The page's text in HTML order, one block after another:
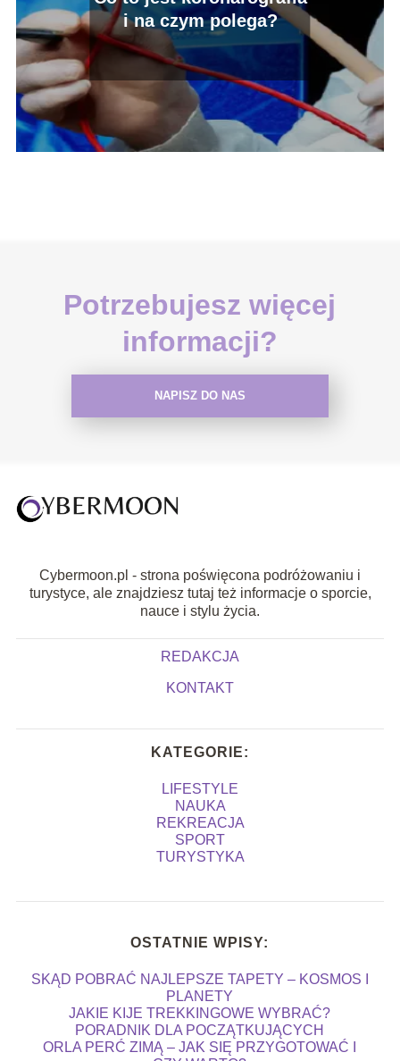
i na czym polega?
Potrzebujesz więcej
informacji?
NAPISZ DO NAS
Cybermoon.pl - strona poświęcona podróżowaniu i
turystyce, ale znajdziesz tutaj też informacje o sporcie,
nauce i stylu życia.
REDAKCJA
KONTAKT
KATEGORIE:
LIFESTYLE
NAUKA
REKREACJA
SPORT
TURYSTYKA
OSTATNIE WPISY:
SKĄD POBRAĆ NAJLEPSZE TAPETY – KOSMOS I
PLANETY
JAKIE KIJE TREKKINGOWE WYBRAĆ?
PORADNIK DLA POCZĄTKUJĄCYCH
ORLA PERĆ ZIMĄ – JAK SIĘ PRZYGOTOWAĆ I